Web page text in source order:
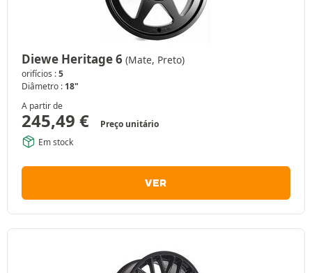
Diewe Heritage 6 (Mate, Preto)
orifícios :5
Diâmetro : 18"
A partir de
245,49 €
Preço unitário
Em stock
VER